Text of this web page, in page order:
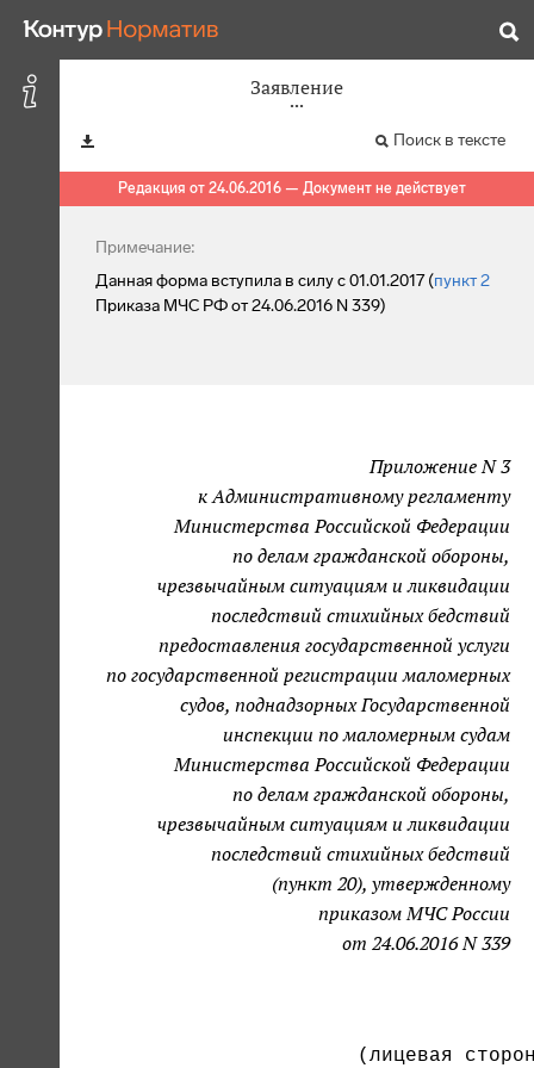
Заявление
Поиск в тексте
Редакция от 24.06.2016 — Документ не действует
Примечание:
Данная форма вступила в силу с 01.01.2017 (пункт 2
Приказа МЧС РФ от 24.06.2016 N 339)
Приложение N 3
к Административному регламенту
Министерства Российской Федерации
по делам гражданской обороны,
чрезвычайным ситуациям и ликвидации
последствий стихийных бедствий
предоставления государственной услуги
по государственной регистрации маломерных
судов, поднадзорных Государственной
инспекции по маломерным судам
Министерства Российской Федерации
по делам гражданской обороны,
чрезвычайным ситуациям и ликвидации
последствий стихийных бедствий
(пункт 20), утвержденному
приказом МЧС России
от 24.06.2016 N 339
(лицевая